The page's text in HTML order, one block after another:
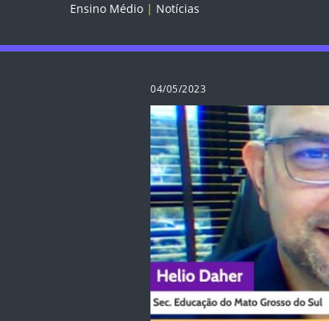
Ensino Médio Notícias
04/05/2023